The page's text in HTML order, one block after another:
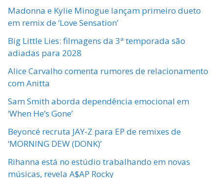
Madonna e Kylie Minogue lançam primeiro dueto
em remix de ‘Love Sensation’
Big Little Lies: filmagens da 3ª temporada são
adiadas para 2028
Alice Carvalho comenta rumores de relacionamento
com Anitta
Sam Smith aborda dependência emocional em
‘When He’s Gone’
Beyoncé recruta JAY-Z para EP de remixes de
‘MORNING DEW (DONK)’
Rihanna está no estúdio trabalhando em novas
músicas, revela A$AP Rocky